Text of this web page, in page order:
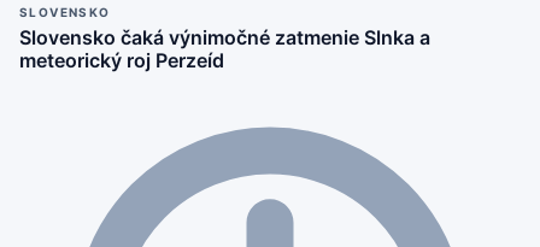
SLOVENSKO
Slovensko čaká výnimočné zatmenie Slnka a
meteorický roj Perzeíd